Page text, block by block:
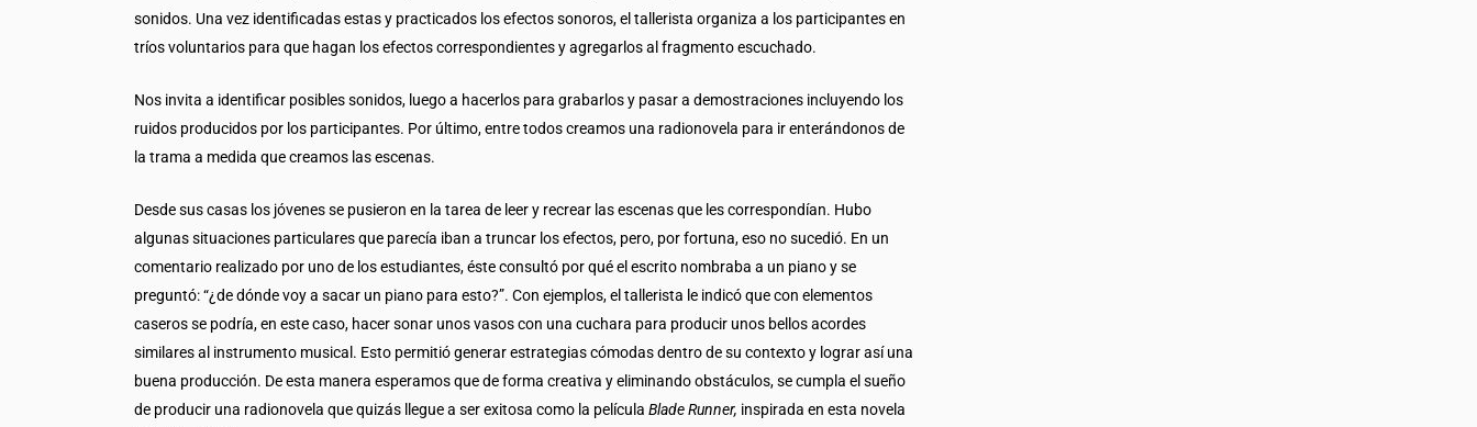
sonidos. Una vez identificadas estas y practicados los efectos sonoros, el tallerista organiza a los participantes en
tríos voluntarios para que hagan los efectos correspondientes y agregarlos al fragmento escuchado.
Nos invita a identificar posibles sonidos, luego a hacerlos para grabarlos y pasar a demostraciones incluyendo los
ruidos producidos por los participantes. Por último, entre todos creamos una radionovela para ir enterándonos de
la trama a medida que creamos las escenas.
Desde sus casas los jóvenes se pusieron en la tarea de leer y recrear las escenas que les correspondían. Hubo
algunas situaciones particulares que parecía iban a truncar los efectos, pero, por fortuna, eso no sucedió. En un
comentario realizado por uno de los estudiantes, éste consultó por qué el escrito nombraba a un piano y se
preguntó: “¿de dónde voy a sacar un piano para esto?”. Con ejemplos, el tallerista le indicó que con elementos
caseros se podría, en este caso, hacer sonar unos vasos con una cuchara para producir unos bellos acordes
similares al instrumento musical. Esto permitió generar estrategias cómodas dentro de su contexto y lograr así una
buena producción. De esta manera esperamos que de forma creativa y eliminando obstáculos, se cumpla el sueño
de producir una radionovela que quizás llegue a ser exitosa como la película Blade Runner, inspirada en esta novela